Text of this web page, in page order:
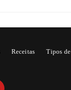
Receitas Tipos